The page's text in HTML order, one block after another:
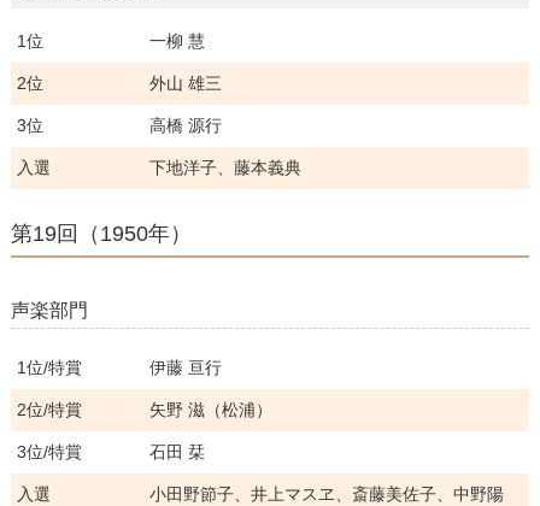
1位 一柳 慧
2位 外山 雄三
3位 高橋 源行
入選 下地洋子、藤本義典
第19回（1950年）
声楽部門
1位/特賞 伊藤 亘行
2位/特賞 矢野 滋（松浦）
3位/特賞 石田 栞
入選
小田野節子、井上マスヱ、斎藤美佐子、中野陽